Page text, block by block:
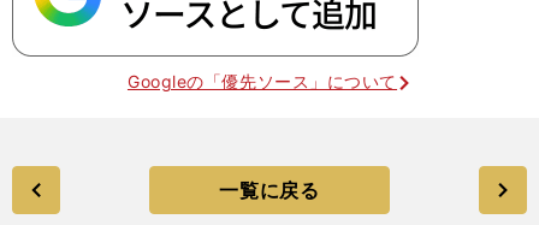
Googleの「優先ソース」について
一覧に戻る